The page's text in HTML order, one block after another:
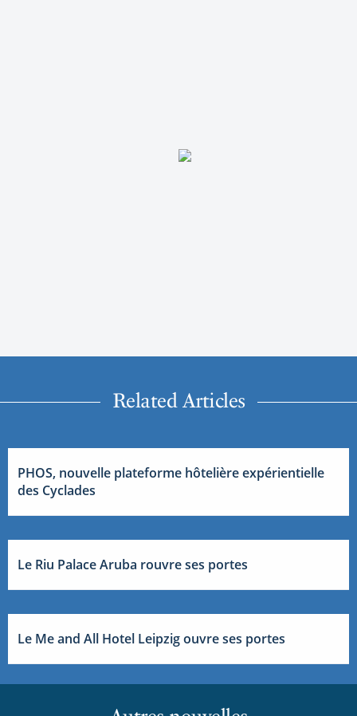
Related Articles
PHOS, nouvelle plateforme hôtelière expérientielle
des Cyclades
Le Riu Palace Aruba rouvre ses portes
Le Me and All Hotel Leipzig ouvre ses portes